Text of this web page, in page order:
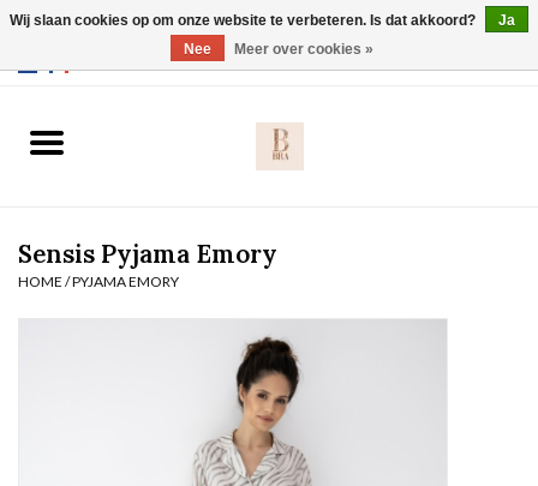
Slip
Body
Sensis Pyjama Emory
HOME /PYJAMA EMORY
Wij slaan cookies op om onze website te verbeteren. Is dat akkoord?
Ja
Nee
Meer over cookies »
Webshop werkt met EU maten. .